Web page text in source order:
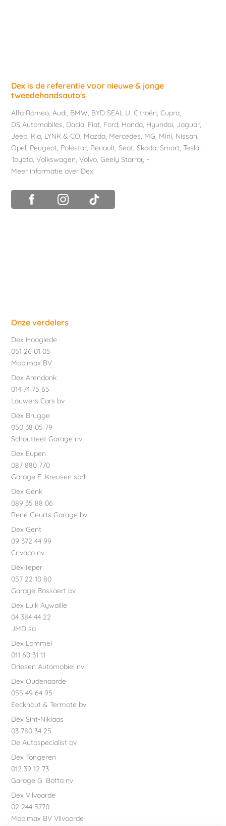
Dex is de referentie voor nieuwe & jonge
tweedehandsauto's
Alfa Romeo,Audi, BMW, BYD SEAL U,Citroën,Cupra,
DS Automobiles, Dacia, Fiat, Ford, Honda, Hyundai, Jaguar,
Jeep, Kia, LYNK & CO, Mazda, Mercedes, MG, Mini, Nissan,
Opel, Peugeot, Polestar, Renault,Seat,Skoda,Smart,Tesla,
Toyota,Volkswagen,Volvo,Geely Starray -
Meer informatie over Dex
Onze verdelers
Dex Hooglede
051 26 01 05
Mobimax BV
Dex Arendonk
014 74 75 65
Lauwers Cars bv
Dex Brugge
050 38 05 79
Schoutteet Garage nv
Dex Eupen
087 880 770
Garage E. Kreusen sprl
Dex Genk
089 35 88 06
René Geurts Garage bv
Dex Gent
09 372 44 99
Crivaco nv
Dex Ieper
057 22 10 80
Garage Bossaert bv
Dex Luik Aywaille
04 384 44 22
JMD sa
Dex Lommel
011 60 31 11
Driesen Automobiel nv
Dex Oudenaarde
055 49 64 95
Eeckhout & Termote bv
Dex Sint-Niklaas
03 780 34 25
De Autospecialist bv
Dex Tongeren
012 39 12 73
Garage G. Botta nv
Dex Vilvoorde
02 244 5770
Mobimax BV Vilvoorde